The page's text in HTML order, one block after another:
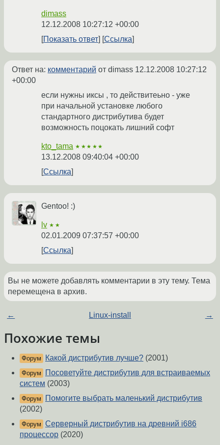
dimass
12.12.2008 10:27:12 +00:00
Показать ответ
Ссылка
Ответ на: комментарий от dimass 12.12.2008 10:27:12
+00:00
если нужны иксы , то действитеьно - уже
при начальной установке любого
стандартного дистрибутива будет
возможность поцокать лишний софт
kto_tama ★★★★★
13.12.2008 09:40:04 +00:00
Ссылка
Gentoo! :)
lv ★★
02.01.2009 07:37:57 +00:00
Ссылка
Вы не можете добавлять комментарии в эту тему. Тема
перемещена в архив.
← Linux-install →
Похожие темы
Форум Какой дистрибутив лучше? (2001)
Форум
Посоветуйте дистрибутив для встраиваемых
систем (2003)
Форум
Помогите выбрать маленький дистрибутив
(2002)
Форум Серверный дистрибутив на древний i686
процессор (2020)